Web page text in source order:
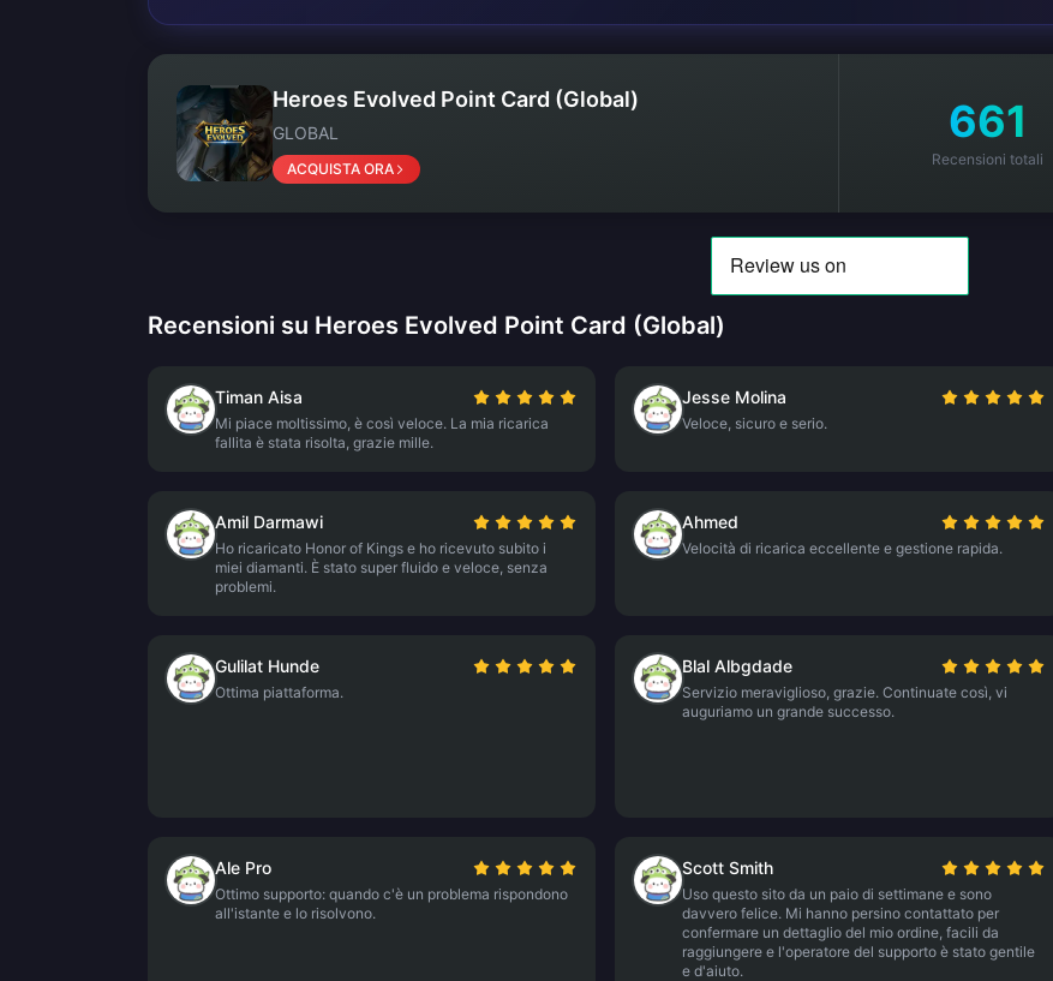
Heroes Evolved Point Card (Global)
GLOBAL
ACQUISTA ORA
661
Recensioni totali
Recensioni su Heroes Evolved Point Card (Global)
Timan Aisa
Mi piace moltissimo, è così veloce. La mia ricarica
fallita è stata risolta, grazie mille.
Jesse Molina
Veloce, sicuro e serio.
Amil Darmawi
Ho ricaricato Honor of Kings e ho ricevuto subito i
miei diamanti. È stato super fluido e veloce, senza
problemi.
Ahmed
Velocità di ricarica eccellente e gestione rapida.
Gulilat Hunde
Ottima piattaforma.
Blal Albgdade
Servizio meraviglioso, grazie. Continuate così, vi
auguriamo un grande successo.
Ale Pro
Ottimo supporto: quando c'è un problema rispondono
all'istante e lo risolvono.
Scott Smith
Uso questo sito da un paio di settimane e sono
davvero felice. Mi hanno persino contattato per
confermare un dettaglio del mio ordine, facili da
raggiungere e l'operatore del supporto è stato gentile
e d'aiuto.